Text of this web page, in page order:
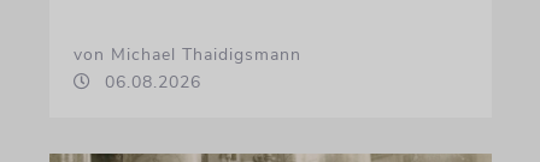
von Michael Thaidigsmann
06.08.2026